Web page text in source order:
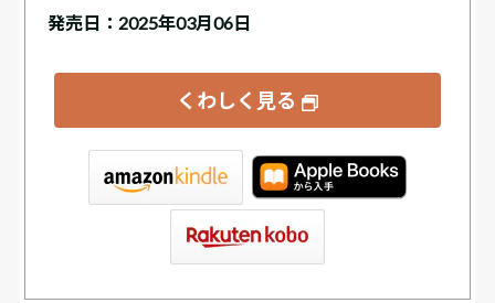
発売日：2025年03月06日
くわしく見る